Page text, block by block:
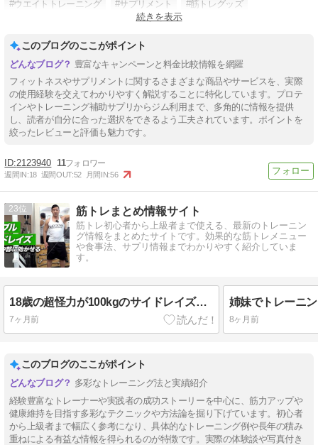
#ウエイトトレーニング #サプリメント #筋トレグッズ
続きを表示
このブログのここがポイント
豊富なキャンペーンと料金比較情報を網羅
フィットネスやサプリメントに関するさまざまな商品やサービスを、実際
の使用経験を交えてわかりやすく解説することに特化しています。プロテ
インやトレーニング補助サプリからジム利用まで、多角的に情報を提供
し、読者が自分に合った選択をできるよう工夫されています。ポイントを
絞ったレビューと評価も魅力です。
2123940 11
週間IN:18 週間OUT:52 月間IN:56
23 筋トレまとめ情報サイト
筋トレ初心者から上級者まで使える、最新のトレーニン
グ情報をまとめたサイトです。効果的な筋トレメニュー
や食事法、サプリ情報までわかりやすく紹介していま
す。
18歳の超怪力が100kgのサイドレイズをやってみたｗｗｗ
7ヶ月前 8ヶ月前
このブログのここがポイント
多彩なトレーニング法と実績紹介
経験豊富なトレーナーや実践者の成功ストーリーを中心に、筋力アップや
健康維持を目指す多彩なテクニックや方法論を掘り下げています。初心者
から上級者まで幅広く参考になり、具体的なトレーニング例や長年の積み
重ねによる有益な情報を得られるのが特徴です。実際の体験談や写真付き